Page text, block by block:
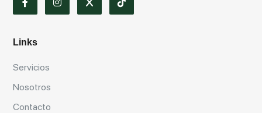
Links
Servicios
Nosotros
Contacto